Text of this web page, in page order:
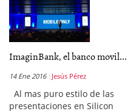
ImaginBank, el banco movil...
14 Ene 2016 Jesús Pérez
Al mas puro estilo de las
presentaciones en Silicon